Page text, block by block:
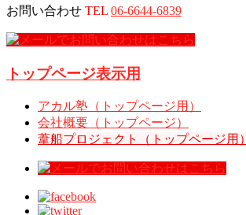
お問い合わせ TEL 06-6644-6839
トップページ表示用
アカル塾（トップページ用）
会社概要（トップページ）
葦船プロジェクト（トップページ用）